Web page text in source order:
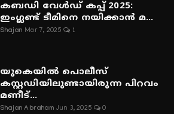
കബഡി വേൾഡ് കപ്പ് 2025:
ഇംഗ്ലണ്ട് ടീമിനെ നയിക്കാൻ മ...
Shajan Mar 7, 2025 1
യുകെയിൽ പൊലീസ്
കസ്റ്റഡിയിലുണ്ടായിരുന്ന പിറവം
മണീട്...
Shajan Abraham Jun 3, 2025 0